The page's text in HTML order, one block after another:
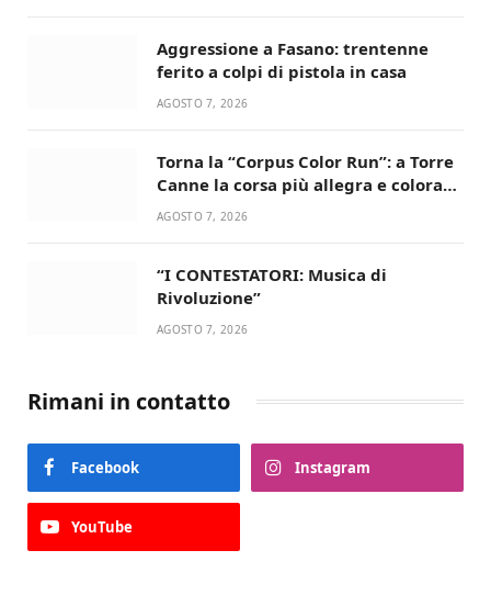
Aggressione a Fasano: trentenne
ferito a colpi di pistola in casa
AGOSTO 7, 2026
Torna la “Corpus Color Run”: a Torre
Canne la corsa più allegra e colorata
dell’estate!
AGOSTO 7, 2026
“I CONTESTATORI: Musica di
Rivoluzione”
AGOSTO 7, 2026
Rimani in contatto
Facebook Instagram
YouTube